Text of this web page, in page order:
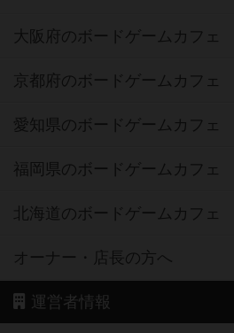
大阪府のボードゲームカフェ
京都府のボードゲームカフェ
愛知県のボードゲームカフェ
福岡県のボードゲームカフェ
北海道のボードゲームカフェ
オーナー・店長の方へ
運営者情報